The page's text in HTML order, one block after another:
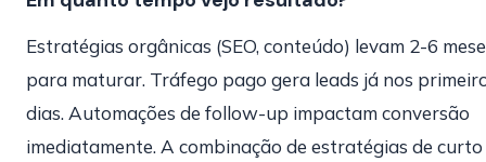
Estratégias orgânicas (SEO, conteúdo) levam 2-6
para maturar. Tráfego pago gera leads já nos
dias. Automações de follow-up impactam conversão
imediatamente. A combinação de estratégias de curto